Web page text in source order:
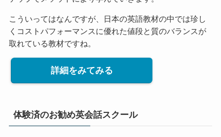
こういってはなんですが、日本の英語教材の中では珍し
くコストパフォーマンスに優れた値段と質のバランスが
取れている教材ですね。
詳細をみてみる
体験済のお勧め英会話スクール